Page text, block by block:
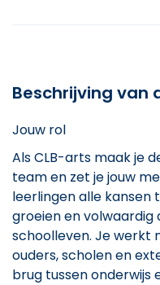
Beschrijving van
Jouw rol
Als CLB-arts maak je
team en zet je jouw
leerlingen alle kansen
groeien en
schoolleven. Je werkt
ouders, scholen en
brug tussen onderwijs